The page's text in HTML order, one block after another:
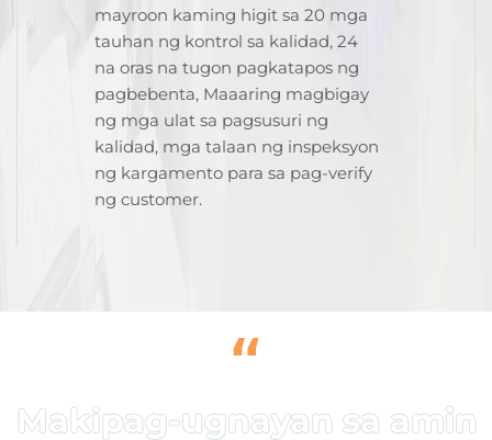
mayroon kaming higit sa 20 mga
tauhan ng kontrol sa kalidad, 24
na oras na tugon pagkatapos ng
pagbebenta, Maaaring magbigay
ng mga ulat sa pagsusuri ng
kalidad, mga talaan ng inspeksyon
ng kargamento para sa pag-verify
ng customer.
“